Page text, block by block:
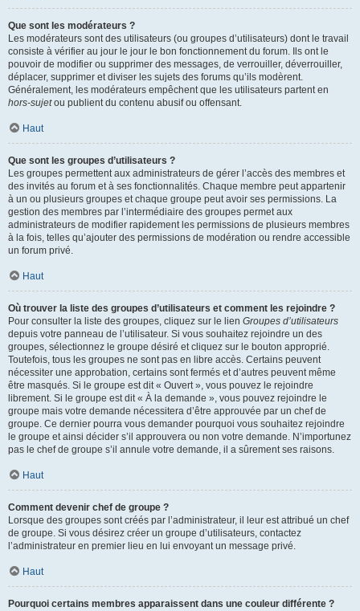
Que sont les modérateurs ?
Les modérateurs sont des utilisateurs (ou groupes d’utilisateurs) dont le travail
consiste à vérifier au jour le jour le bon fonctionnement du forum. Ils ont le
pouvoir de modifier ou supprimer des messages, de verrouiller, déverrouiller,
déplacer, supprimer et diviser les sujets des forums qu’ils modèrent.
Généralement, les modérateurs empêchent que les utilisateurs partent en
hors-sujetou publient du contenu abusif ou offensant.
Haut
Que sont les groupes d’utilisateurs ?
Les groupes permettent aux administrateurs de gérer l’accès des membres et
des invités au forum et à ses fonctionnalités. Chaque membre peut appartenir
à un ou plusieurs groupes et chaque groupe peut avoir ses permissions. La
gestion des membres par l’intermédiaire des groupes permet aux
administrateurs de modifier rapidement les permissions de plusieurs membres
à la fois, telles qu’ajouter des permissions de modération ou rendre accessible
un forum privé.
Haut
Où trouver la liste des groupes d’utilisateurs et comment les rejoindre ?
Pour consulter la liste des groupes, cliquez sur le lien Groupes d’utilisateurs
depuis votre panneau de l’utilisateur. Si vous souhaitez rejoindre un des
groupes, sélectionnez le groupe désiré et cliquez sur le bouton approprié.
Toutefois, tous les groupes ne sont pas en libre accès. Certains peuvent
nécessiter une approbation, certains sont fermés et d’autres peuvent même
être masqués. Si le groupe est dit « Ouvert », vous pouvez le rejoindre
librement. Si le groupe est dit « À la demande », vous pouvez rejoindre le
groupe mais votre demande nécessitera d’être approuvée par un chef de
groupe. Ce dernier pourra vous demander pourquoi vous souhaitez rejoindre
le groupe et ainsi décider s’il approuvera ou non votre demande. N’importunez
pas le chef de groupe s’il annule votre demande, il a sûrement ses raisons.
Haut
Comment devenir chef de groupe ?
Lorsque des groupes sont créés par l’administrateur, il leur est attribué un chef
de groupe. Si vous désirez créer un groupe d’utilisateurs, contactez
l’administrateur en premier lieu en lui envoyant un message privé.
Haut
Pourquoi certains membres apparaissent dans une couleur différente ?